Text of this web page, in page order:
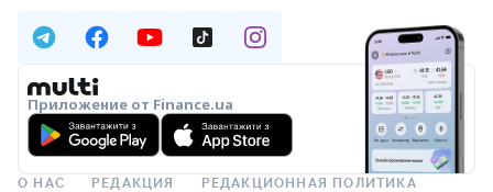
Приложение от Finance.ua
О НАС РЕДАКЦИЯ РЕДАКЦИОННАЯ ПОЛИТИКА